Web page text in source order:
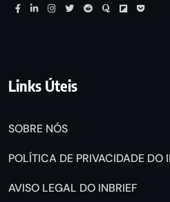
Links Úteis
SOBRE NÓS
POLÍTICA DE PRIVACIDADE DO
AVISO LEGAL DO INBRIEF